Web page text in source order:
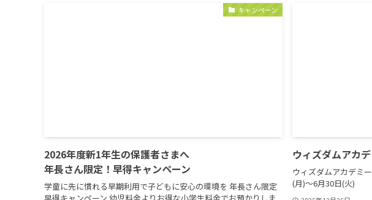
キャンペーン
2026年度新1年生の保護者さまへ
年長さん限定！早得キャンペーン
学童に先に慣れる早期利用で子どもに安心の環境を 年長さん限定
早得キャンペーン 幼児料金よりお得な小学生料金でお預かりしま
ウィズダムアカ
ウィズダムアカデミ
(月)～6月30日(火)